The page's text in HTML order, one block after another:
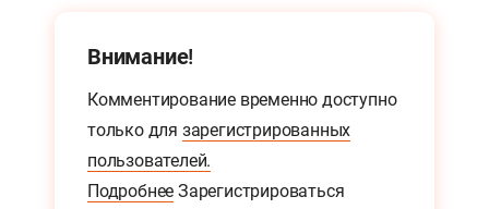
Внимание!
Комментирование временно доступно
только для зарегистрированных
пользователей.
Подробнее Зарегистрироваться